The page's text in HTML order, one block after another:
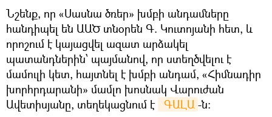
Նշենք, որ «Սասնա ծռեր» խմբի անդամները
հանդիպել են ԱԱԾ տնօրեն Գ. Կուտոյանի հետ, և
որոշում է կայացվել ազատ արձակել
պատանդներին՝ պայմանով, որ ստեղծվելու է
մամուլի կետ, հայտնել է խմբի անդամ, «Հիմնադիր
խորհրդարանի» մամլո խոսնակ Վարուժան
Ավետիսյանը, տեղեկացնում է
ԳԱԼԱ -ն։